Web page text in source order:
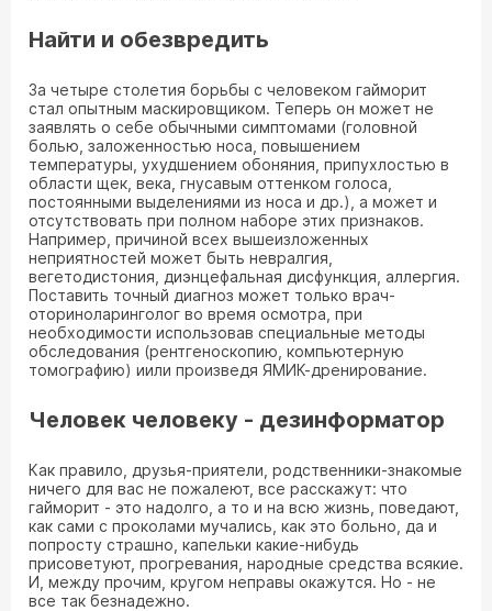
Найти и обезвредить
За четыре столетия борьбы с человеком гайморит
стал опытным маскировщиком. Теперь он может не
заявлять о себе обычными симптомами (головной
болью, заложенностью носа, повышением
температуры, ухудшением обоняния, припухлостью в
области щек, века, гнусавым оттенком голоса,
постоянными выделениями из носа и др.), а может и
отсутствовать при полном наборе этих признаков.
Например, причиной всех вышеизложенных
неприятностей может быть невралгия,
вегетодистония, диэнцефальная дисфункция, аллергия.
Поставить точный диагноз может только врач-
оториноларинголог во время осмотра, при
необходимости использовав специальные методы
обследования (рентгеноскопию, компьютерную
томографию) иили произведя ЯМИК-дренирование.
Человек человеку - дезинформатор
Как правило, друзья-приятели, родственники-знакомые
ничего для вас не пожалеют, все расскажут: что
гайморит - это надолго, а то и на всю жизнь, поведают,
как сами с проколами мучались, как это больно, да и
попросту страшно, капельки какие-нибудь
присоветуют, прогревания, народные средства всякие.
И, между прочим, кругом неправы окажутся. Но - не
все так безнадежно.